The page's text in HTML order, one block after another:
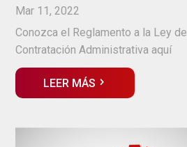
Mar 11, 2022
Conozca el Reglamento a la Ley de
Contratación Administrativa aquí
LEER MÁS